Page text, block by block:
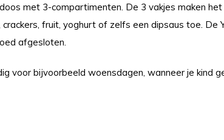
met 3-compartimenten. De 3 vakjes maken
fruit, yoghurt of zelfs een dipsaus toe. De
afgesloten.
voor bijvoorbeeld woensdagen, wanneer je kind